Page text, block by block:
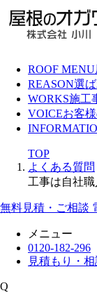
ROOF MENU
REASON選
WORKS施工
VOICEお客
TOP
よくある質問
工事は自社
無料見積・ご相談
メニュー
0120-182-296
見積もり・相
Q